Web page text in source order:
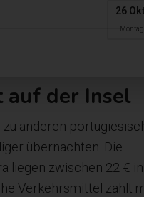
26 Okt.
Montag
auf der Insel
anderen
übernachten. Die
liegen zwischen 22 €
Verkehrsmittel zahlt